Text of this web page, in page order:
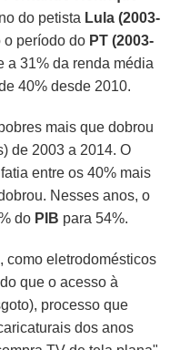
do petista Lula (2003-
o período do PT (2003-
a 31% da renda média
40% desde 2010.
mais que dobrou
de 2003 a 2014. O
entre os 40% mais
Nesses anos, o
do PIB para 54%.
como eletrodomésticos
que o acesso à
processo que
dos anos